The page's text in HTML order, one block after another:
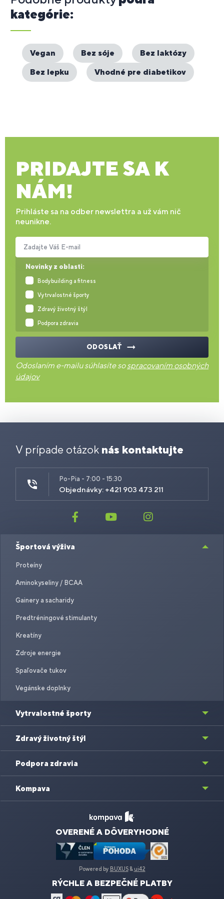
kategórie:
Vegan Bez sóje
Bez laktózy
Bez lepku
Vhodné pre diabetikov
PRIDAJTE SA K
NÁM!
Prihláste sa na odber newslettra a už vám nič
neunikne.
Novinky z oblasti:
Bodybuilding a fitness
Vytrvalostné športy
Zdravý životný štýl
Podpora zdravia
Zadajte Váš E-mail
ODOSLAŤ
Odoslaním e-mailu súhlasíte sospracovaním osobných
údajov
V prípade otázok nás kontaktujte
Po-Pia - 7:00 - 15:30
Objednávky: +421 903 473 211
Športová výživa
Proteíny
Aminokyseliny / BCAA
Gainery a sacharidy
Predtréningové stimulanty
Kreatíny
Zdroje energie
Spaľovače tukov
Vegánske doplnky
Vytrvalostné športy
Zdravý životný štýl
Podpora zdravia
Kompava
OVERENÉ A DÔVERYHODNÉ
Powered by BUXUS& ui42
RÝCHLE A BEZPEČNÉ PLATBY